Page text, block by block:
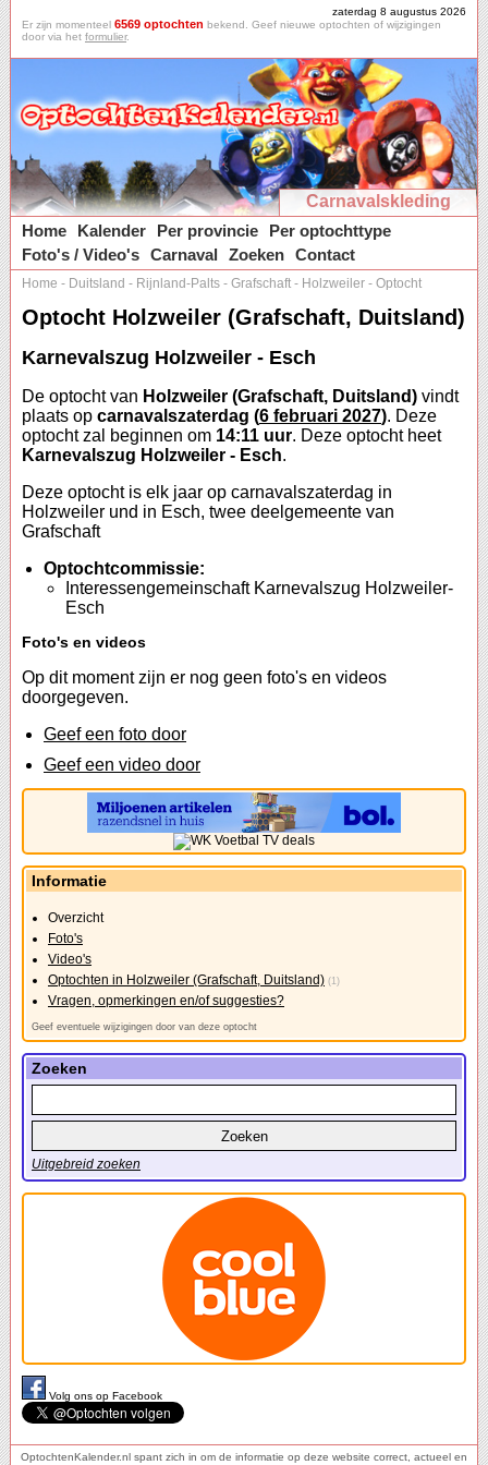
zaterdag 8 augustus 2026
Er zijn momenteel 6569 optochten bekend. Geef nieuwe optochten of wijzigingen
door via het formulier.
Carnavalskleding
Home
Kalender Per provincie
Per optochttype
Foto's / Video's Carnaval Zoeken Contact
Home - Duitsland - Rijnland-Palts - Grafschaft - Holzweiler - Optocht
Optocht Holzweiler (Grafschaft, Duitsland)
Karnevalszug Holzweiler - Esch
De optocht van Holzweiler (Grafschaft, Duitsland) vindt
plaats op carnavalszaterdag (6 februari 2027). Deze
optocht zal beginnen om 14:11 uur. Deze optocht heet
Karnevalszug Holzweiler - Esch.
Deze optocht is elk jaar op carnavalszaterdag in
Holzweiler und in Esch, twee deelgemeente van
Grafschaft
Optochtcommissie:
Interessengemeinschaft Karnevalszug Holzweiler-
Esch
Foto's en videos
Op dit moment zijn er nog geen foto's en videos
doorgegeven.
Geef een foto door
Geef een video door
Informatie
Overzicht
Foto's
Video's
Optochten in Holzweiler (Grafschaft, Duitsland) (1)
Vragen, opmerkingen en/of suggesties?
Geef eventuele wijzigingen door van deze optocht
Zoeken
Uitgebreid zoeken
Volg ons op Facebook
OptochtenKalender.nl spant zich in om de informatie op deze website correct, actueel en